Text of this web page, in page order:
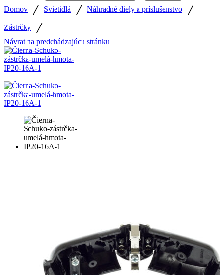
Domov / Svietidlá / Náhradné diely a príslušenstvo /
Zástrčky /
Návrat na predchádzajúcu stránku